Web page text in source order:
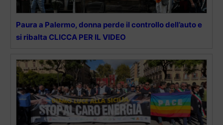
Paura a Palermo, donna perde il controllo dell’auto e
si ribalta CLICCA PER IL VIDEO